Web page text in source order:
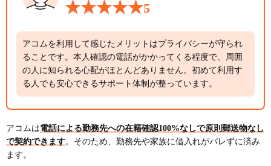
5
アコムを利用して感じたメリットはプライバシーが守られ
ることです。本人確認の電話がかかってくる程度で、周囲
の人に知られる心配がほとんどありません。初めて利用す
る人でも安心できるサポート体制が整っています。
アコムは電話による勤務先への在籍確認100%なしで原則郵送物なし
で契約できます。そのため、勤務先や家族に借入れがバレずに済み
ます。